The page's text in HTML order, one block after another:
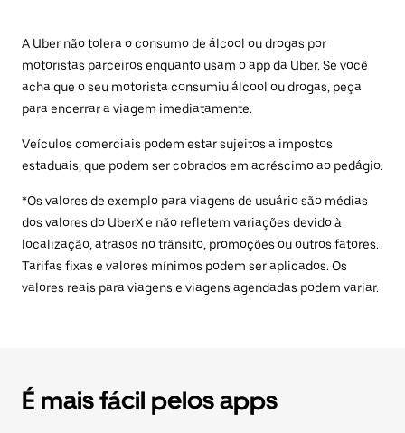
A Uber não tolera o consumo de álcool ou drogas por
motoristas parceiros enquanto usam o app da Uber. Se você
acha que o seu motorista consumiu álcool ou drogas, peça
para encerrar a viagem imediatamente.
Veículos comerciais podem estar sujeitos a impostos
estaduais, que podem ser cobrados em acréscimo ao pedágio.
*Os valores de exemplo para viagens de usuário são médias
dos valores do UberX e não refletem variações devido à
localização, atrasos no trânsito, promoções ou outros fatores.
Tarifas fixas e valores mínimos podem ser aplicados. Os
valores reais para viagens e viagens agendadas podem variar.
É mais fácil pelos apps